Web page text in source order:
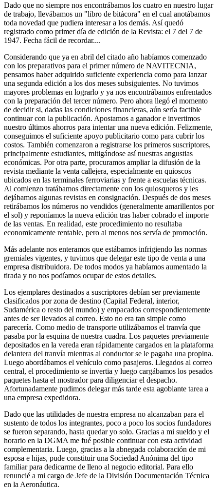
Dado que no siempre nos encontrábamos los cuatro en nuestro lugar
de trabajo, llevábamos un
libro de bitácora
en el cual anotábamos
toda novedad que pudiera interesar a los demás. Así quedó
registrado como primer día de edición de la Revista: el 7 del 7 de
1947. Fecha fácil de recordar....
Considerando que ya en abril del citado año habíamos comenzado
con los preparativos para el primer número de NAVITECNIA,
pensamos haber adquirido suficiente experiencia como para lanzar
una segunda edición a los dos meses subsiguientes. No tuvimos
mayores problemas en lograrlo y ya nos encontrábamos enfrentados
con la preparación del tercer número. Pero ahora llegó el momento
de decidir si, dadas las condiciones financieras, aún sería factible
continuar con la publicación. Apostamos a ganador e invertimos
nuestro últimos ahorros para intentar una nueva edición. Felizmente,
conseguimos el suficiente apoyo publicitario como para cubrir los
costos. También comenzaron a registrarse los primeros suscriptores,
principalmente estudiantes, miti­gándose así nuestras angustias
económicas. Por otra parte, procuramos ampliar la difusión de la
revista mediante la venta callejera, especialmente en quioscos
ubicados en las terminales ferroviarias y frente a escuelas técnicas.
Al comienzo tratábamos directamente con los quiosqueros y les
dejábamos algunas revistas en consignación. Después de dos meses
retirábamos los números no vendidos (generalmente amarillentos por
el sol) y reponíamos la nueva edición tras haber cobrado el importe
de las ventas. En realidad, este procedimiento no resultaba
economicamente rentable, pero al menos nos servía de promoción.
Más adelante nos enteramos que estábamos infrigiendo las normas
gremiales vigentes, y tuvimos que delegar este tipo de venta a una
empresa distribuidora. De todos modos ya habíamos aumentado la
tirada y no nos podíamos ocupar de estos detalles.
Los ejemplares destinados a suscriptores debían ser previamente
clasificados por zona de destino (Capital Federal, interior,
Sudamérica o resto del mundo) y empacados correspondientemente
antes de ser llevados al correo. Esto no era tan simple como
parecería. Como medio de transporte utilizábamos el tranvía que
pasaba por la esquina de nuestra cuadra. Los paquetes previamente
depositados en la vereda eran rápidamente cargados en la plataforma
delantera del tranvía mientras al conductor se le pagaba una propina.
Luego abordábamos el vehículo como pasajeros. Llegados al correo
central, el procedimiento se invertia y luego cargábamos los pesados
paquetes hasta el mostrador para diligenciar el despacho.
Afortunadamente pudimos delegar más tarde esta agobiante tarea a
una empresa expedidora.
Dado que las utilidades de nuestra empresa no alcanzaban para el
sustento de todos los integrantes, poco a poco los socios fundadores
se fueron separando, hasta quedar yo solo. Gracias a mi sueldo y el
horario en la DGMA me fué posible continuar con esta actividad
complementaria. Luego, gracias a la abnegada colaboración de mi
esposa e hijas, pude constituir una Sociedad Anónima del tipo
familiar para dedicarme de lleno al negocio editorial. Para ello
renuncié a mi cargo de Jefe de la División Documentación Técnica
en la Aeronáutica.